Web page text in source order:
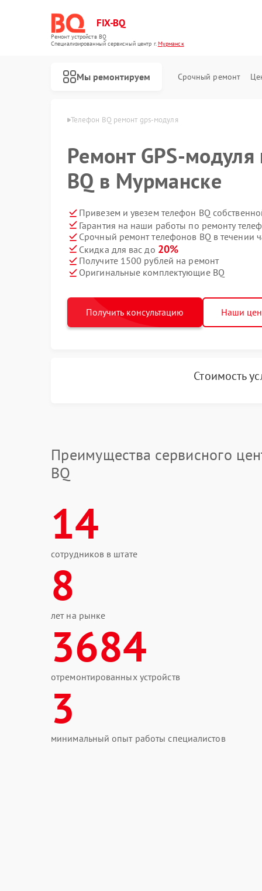
FIX-BQ
Ремонт устройств BQ
Специализированный cервисный центр г.Мурманск
Мы ремонтируем Срочный ремонт
Телефон BQ ремонт gps-модуля
Ремонт GPS-
BQ в Мурманске
Привезем и увезем телефон BQ
Гарантия на наши работы по ремонту
Срочный ремонт телефонов BQ в течении
Скидка для вас до 20%
Получите 1500 рублей на ремонт
Оригинальные комплектующие BQ
Получить консультацию Наши
Стоимость
Преимущества сервисного
BQ
14
сотрудников в штате
8
лет на рынке
3684
отремонтированных устройств
3
минимальный опыт работы специалистов